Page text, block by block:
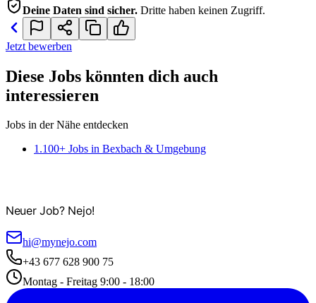
Deine Daten sind sicher. Dritte haben keinen Zugriff.
Jetzt bewerben
Diese Jobs könnten dich auch
interessieren
Jobs in der Nähe entdecken
1.100+ Jobs in Bexbach & Umgebung
Neuer Job? Nejo!
hi@mynejo.com
+43 677 628 900 75
Montag - Freitag 9:00 - 18:00